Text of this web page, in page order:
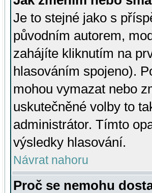
Je to stejné jako s
původním autorem,
zahájíte kliknutím na
hlasováním spojeno).
mohou vymazat nebo
uskutečněné volby to
administrátor. Tímto
výsledky hlasování.
Návrat nahoru
Proč se nemohu